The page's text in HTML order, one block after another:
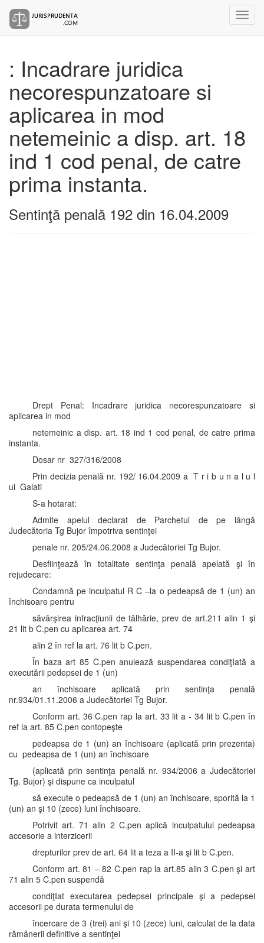
: Incadrare juridica
necorespunzatoare si
aplicarea in mod
netemeinic a disp. art. 18
ind 1 cod penal, de catre
prima instanta.
Sentinţă penală 192 din 16.04.2009
Drept Penal: Incadrare juridica necorespunzatoare si
aplicarea in mod
netemeinic a disp. art. 18 ind 1 cod penal, de catre prima
instanta.
Dosar nr 327/316/2008
Prin decizia penală nr. 192/ 16.04.2009 a T r i b u n a l u l
ui Galati
S-a hotarat:
Admite apelul declarat de Parchetul de pe lângă
Judecătoria Tg Bujor împotriva sentinţei
penale nr. 205/24.06.2008 a Judecătoriei Tg Bujor.
Desfiinţează în totalitate sentinţa penală apelată şi în
rejudecare:
Condamnă pe inculpatul R C –la o pedeapsă de 1 (un) an
închisoare pentru
săvârşirea infracţiunii de tâlhărie, prev de art.211 alin 1 şi
21 lit b C.pen cu aplicarea art. 74
alin 2 în ref la art. 76 lit b C.pen.
În baza art 85 C.pen anulează suspendarea condiţIată a
executării pedepsei de 1 (un)
an închisoare aplicată prin sentinţa penală
nr.934/01.11.2006 a Judecătoriei Tg Bujor.
Conform art. 36 C.pen rap la art. 33 lit a - 34 lit b C.pen în
ref la art. 85 C.pen contopeşte
pedeapsa de 1 (un) an închisoare (aplicată prin prezenta)
cu pedeapsa de 1 (un) an închisoare
(aplicată prin sentinţa penală nr. 934/2006 a Judecătoriei
Tg. Bujor) şi dispune ca inculpatul
să execute o pedeapsă de 1 (un) an închisoare, sporită la 1
(un) an şi 10 (zece) luni închisoare.
Potrivit art. 71 alin 2 C.pen aplică inculpatului pedeapsa
accesorie a interzicerii
drepturilor prev de art. 64 lit a teza a II-a şi lit b C.pen.
Conform art. 81 – 82 C.pen rap la art.85 alin 3 C.pen şi art
71 alin 5 C.pen suspendă
condiţIat executarea pedepsei principale şi a pedepsei
accesorii pe durata termenului de
încercare de 3 (trei) ani şi 10 (zece) luni, calculat de la data
rămânerii definitive a sentinţei